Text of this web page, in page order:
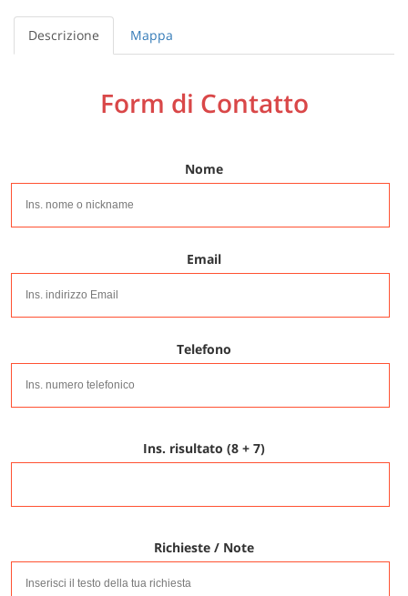
Descrizione Mappa
Form di Contatto
Nome
Email
Telefono
Ins. risultato (8 + 7)
Richieste / Note